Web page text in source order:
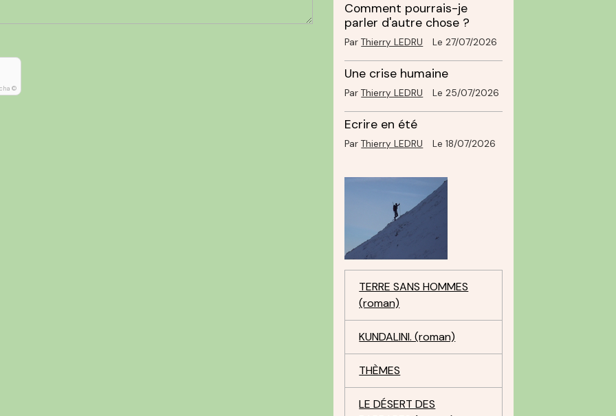
©
Comment pourrais-je
parler d'autre chose ?
ParThierry LEDRU Le 27/07/2026
Une crise humaine
ParThierry LEDRU Le 25/07/2026
Ecrire en été
ParThierry LEDRU Le 18/07/2026
TERRE SANS HOMMES
(roman)
KUNDALINI. (roman)
THÈMES
LE DÉSERT DES